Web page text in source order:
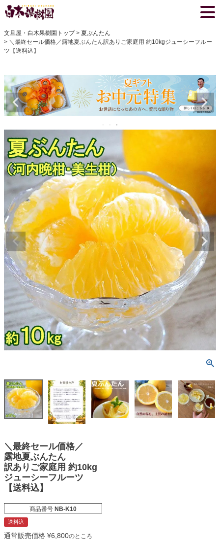
文旦屋・白木果樹園トップ
夏ぶんたん
＼最終セール価格／露地夏ぶんたん訳ありご家庭用 約10kgジューシーフルー
ツ【送料込】
＼最終セール価格／
露地夏ぶんたん
訳ありご家庭用 約10kg
ジューシーフルーツ
【送料込】
商品番号 NB-K10
送料込
通常販売価格 ¥6,800のところ